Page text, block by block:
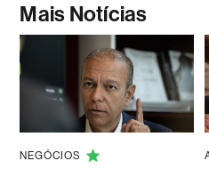
Mais Notícias
NEGÓCIOS